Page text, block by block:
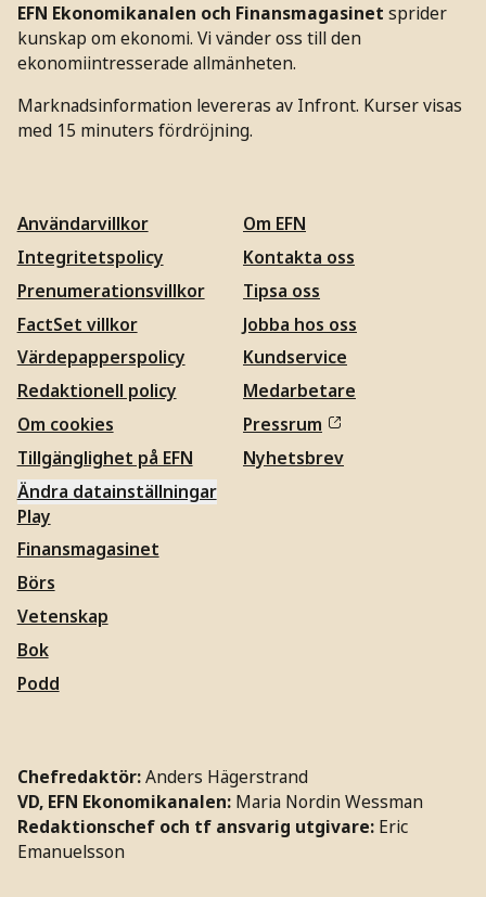
EFN Ekonomikanalen och Finansmagasinet sprider
kunskap om ekonomi. Vi vänder oss till den
ekonomiintresserade allmänheten.
Marknadsinformation levereras av Infront. Kurser visas
med 15 minuters fördröjning.
Användarvillkor
Integritetspolicy
Prenumerationsvillkor
FactSet villkor
Värdepapperspolicy
Redaktionell policy
Om cookies
Tillgänglighet på EFN
Ändra datainställningar
Om EFN
Kontakta oss
Tipsa oss
Jobba hos oss
Kundservice
Medarbetare
Pressrum
Nyhetsbrev
Play
Finansmagasinet
Börs
Vetenskap
Bok
Podd
Chefredaktör:Anders Hägerstrand
VD, EFN Ekonomikanalen: Maria Nordin Wessman
Redaktionschef och tf ansvarig utgivare: Eric
Emanuelsson